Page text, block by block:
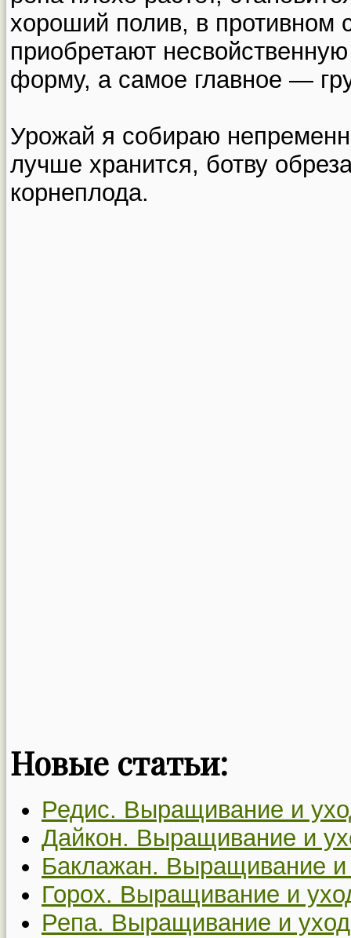
хороший полив, в противном
приобретают
форму, а самое главное —
Урожай я собираю
лучше хранится, ботву
корнеплода.
Новые статьи:
Редис. Выращивание и
Дайкон. Выращивание и
Баклажан. Выращивание
Горох. Выращивание и
Репа. Выращивание и